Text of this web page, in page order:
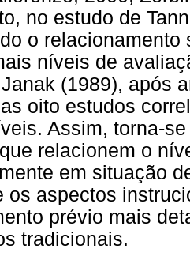
no estudo de
o
níveis de
(1989), após
oito estudos
Assim, torna-
relacionem o
em situação
os aspectos
prévio mais
tradicionais.